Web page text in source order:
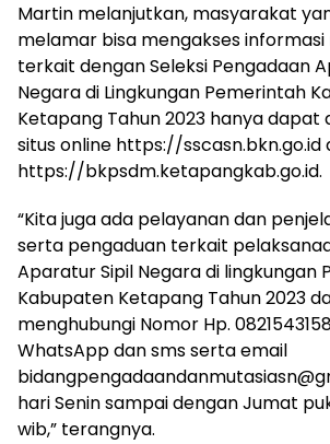
Martin melanjutkan, masyarakat
melamar bisa mengakses
terkait dengan Seleksi Pengadaan
Negara di Lingkungan Pemerintah
Ketapang Tahun 2023 hanya dapat
situs online https://sscasn.bkn.go.id
https://bkpsdm.ketapangkab.go.id.
“Kita juga ada pelayanan dan
serta pengaduan terkait
Aparatur Sipil Negara di lingkungan
Kabupaten Ketapang Tahun 2023
menghubungi Nomor Hp.
WhatsApp dan sms serta email
hari Senin sampai dengan Jumat
wib,” terangnya.